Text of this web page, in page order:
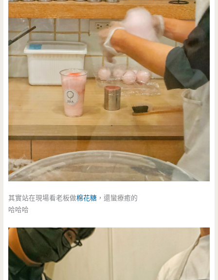
其實站在現場看老板做棉花糖 ，還蠻療癒的
哈哈哈